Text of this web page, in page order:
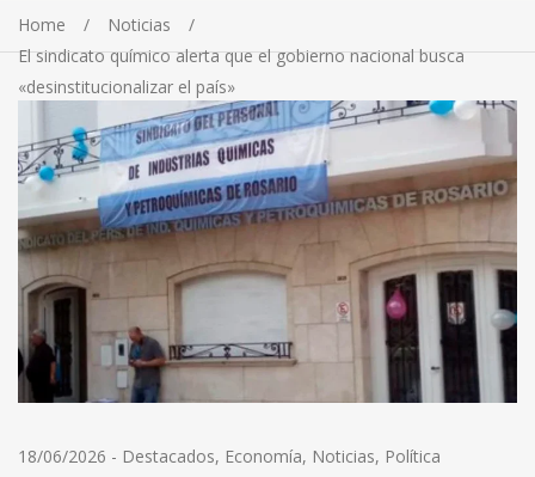
Home
Noticias
El sindicato químico alerta que el gobierno nacional busca
«desinstitucionalizar el país»
18/06/2026 - Destacados, Economía, Noticias, Política